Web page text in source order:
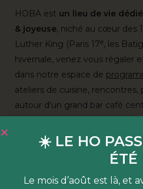
HOBA est un lieu de vie
& joyeuse, niché au cœur des
Luther King (Paris 17e, les
hivernale, venez vous régaler
dans notre espace de
ateliers de cuisine,
autour d'un grand bar café
carbone en HO, de mars à
vos papilles ne seront pas en
☀️ LE HO
ÉTÉ
Le mois d’août est là, et